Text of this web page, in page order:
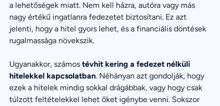
a lehetőségek miatt. Nem kell házra, autóra vagy más
nagy értékű ingatlanra fedezetet biztosítani. Ez azt
jelenti, hogy a hitel gyors lehet, és a financiális döntések
rugalmassága növekszik.
Ugyanakkor, számostévhit kering a fedezet nélküli
hitelekkel kapcsolatban. Néhányan azt gondolják, hogy
ezek a hitelek mindig sokkal drágábbak, vagy hogy csak
túlzott feltételekkel lehet őket igénybe venni. Sokszor